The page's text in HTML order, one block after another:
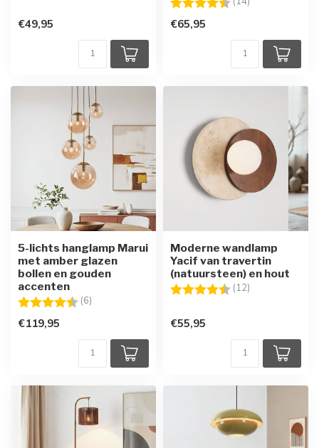
€49,95 €65,95
5-lichts hanglamp Marui
met amber glazen
bollen en gouden
accenten
Beoordeling: (6)
€119,95
Moderne wandlamp
Yacif van travertin
(natuursteen) en hout
Beoordeling: (12)
€55,95